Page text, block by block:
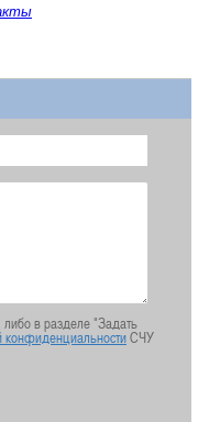
в разделе "Задать
конфиденциальностиСЧУ